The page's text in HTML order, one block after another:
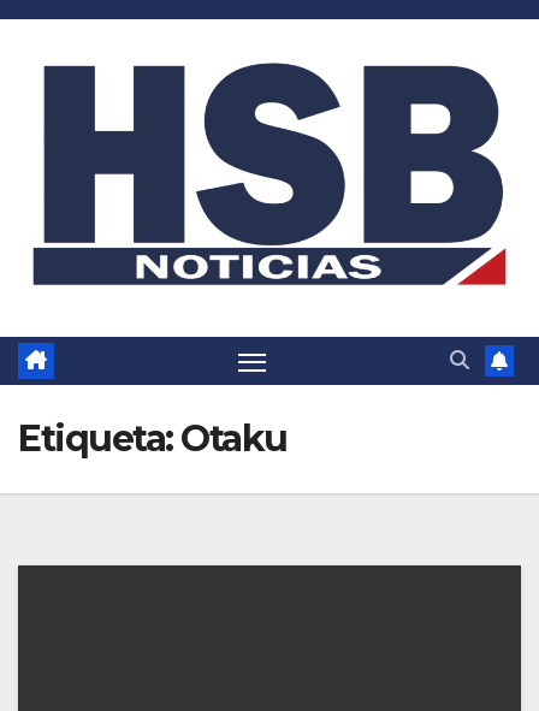
Saltar
Etiqueta:Otaku